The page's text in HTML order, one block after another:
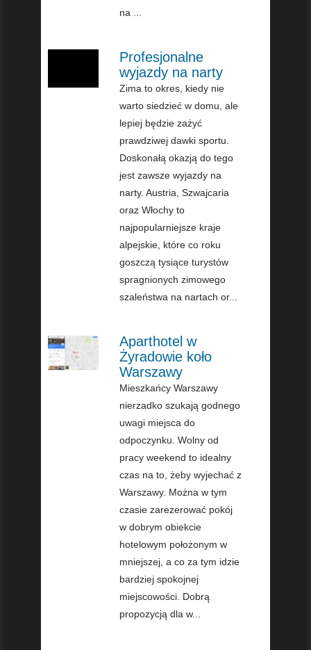
na ...
Profesjonalne
wyjazdy na narty
Zima to okres, kiedy nie
warto siedzieć w domu, ale
lepiej będzie zażyć
prawdziwej dawki sportu.
Doskonałą okazją do tego
jest zawsze wyjazdy na
narty. Austria, Szwajcaria
oraz Włochy to
najpopularniejsze kraje
alpejskie, które co roku
goszczą tysiące turystów
spragnionych zimowego
szaleństwa na nartach or...
Aparthotel w
Żyradowie koło
Warszawy
Mieszkańcy Warszawy
nierzadko szukają godnego
uwagi miejsca do
odpoczynku. Wolny od
pracy weekend to idealny
czas na to, żeby wyjechać z
Warszawy. Można w tym
czasie zarezerować pokój
w dobrym obiekcie
hotelowym położonym w
mniejszej, a co za tym idzie
bardziej spokojnej
miejscowości. Dobrą
propozycją dla w...